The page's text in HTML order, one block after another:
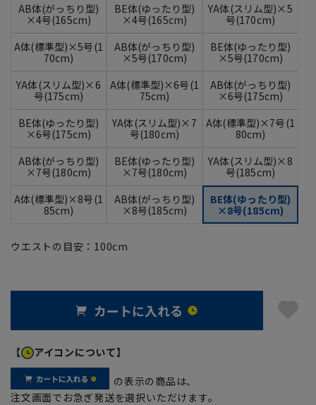
AB体(がっちり型)
×4号(165cm)
BE体(ゆったり型)
×4号(165cm)
YA体(スリム型)×5
号(170cm)
A体(標準型)×5号(1
70cm)
AB体(がっちり型)
×5号(170cm)
BE体(ゆったり型)
×5号(170cm)
YA体(スリム型)×6
号(175cm)
A体(標準型)×6号(1
75cm)
AB体(がっちり型)
×6号(175cm)
BE体(ゆったり型)
×6号(175cm)
YA体(スリム型)×7
号(180cm)
A体(標準型)×7号(1
80cm)
AB体(がっちり型)
×7号(180cm)
BE体(ゆったり型)
×7号(180cm)
YA体(スリム型)×8
号(185cm)
A体(標準型)×8号(1
85cm)
AB体(がっちり型)
×8号(185cm)
BE体(ゆったり型)
×8号(185cm)
ウエストの目安： 100cm
カートに入れる
【 アイコンについて】
の表示の商品は、
注文画面でお急ぎ発送を選択いただけます。